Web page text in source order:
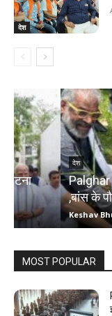
देश
देश
Palghar District :
,बांस के पौधे रोपकर
Keshav Bhumi - June
MOST POPULAR